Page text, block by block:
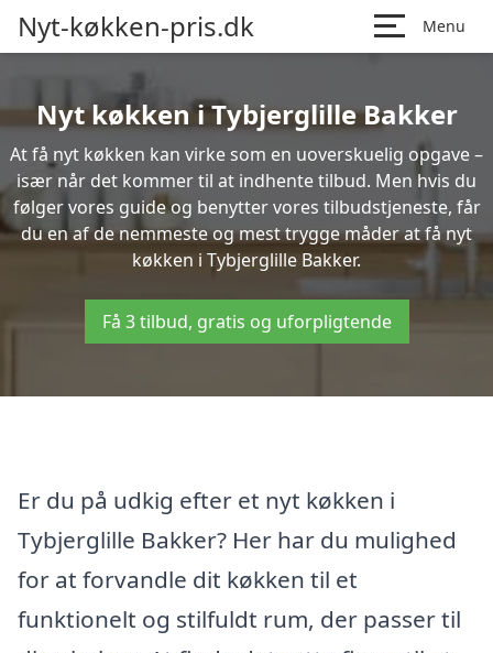
Nyt-køkken-pris.dk Menu
Nyt køkken i Tybjerglille Bakker
At få nyt køkken kan virke som en uoverskuelig opgave –
især når det kommer til at indhente tilbud. Men hvis du
følger vores guide og benytter vores tilbudstjeneste, får
du en af de nemmeste og mest trygge måder at få nyt
køkken i Tybjerglille Bakker.
Få 3 tilbud, gratis og uforpligtende
Er du på udkig efter et nyt køkken i
Tybjerglille Bakker? Her har du mulighed
for at forvandle dit køkken til et
funktionelt og stilfuldt rum, der passer til